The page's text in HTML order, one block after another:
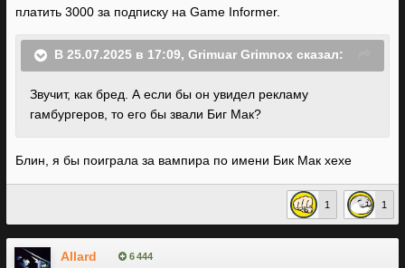
платить 3000 за подписку на Game Informer.
В 25.07.2025 в 17:09, Grimuar Grimnox сказал:
Звучит, как бред. А если бы он увидел рекламу
гамбургеров, то его бы звали Биг Мак?
Блин, я бы поиграла за вампира по имени Бик Мак хехе
1 1
Allard 6 444